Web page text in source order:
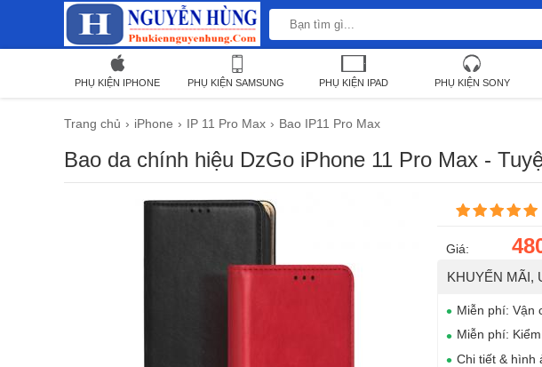
PHỤ KIỆN IPHONE PHỤ KIỆN SAMSUNG PHỤ KIỆN IPAD PHỤ KIỆN SONY
Trang chủ iPhone IP 11 Pro Max Bao IP11 Pro Max
Bao da chính hiệu DzGo iPhone 11 Pro Max -
Giá:
KHUYẾN MÃI,
Miễn phí: Vận
Miễn phí:
Chi tiết & hình